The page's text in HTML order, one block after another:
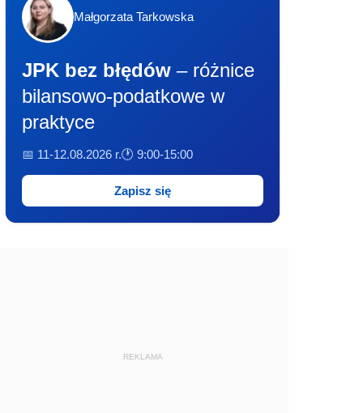
Małgorzata Tarkowska
JPK bez błędów – różnice
bilansowo-podatkowe w
praktyce
📅 11-12.08.2026 r.🕐 9:00-15:00
Zapisz się
REKLAMA